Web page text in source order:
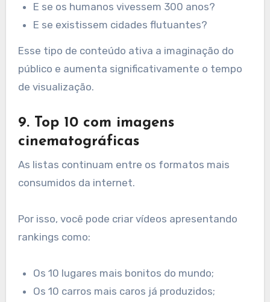
E se os humanos vivessem 300 anos?
E se existissem cidades flutuantes?
Esse tipo de conteúdo ativa a imaginação do
público e aumenta significativamente o tempo
de visualização.
9. Top 10 com imagens
cinematográficas
As listas continuam entre os formatos mais
consumidos da internet.
Por isso, você pode criar vídeos apresentando
rankings como:
Os 10 lugares mais bonitos do mundo;
Os 10 carros mais caros já produzidos;